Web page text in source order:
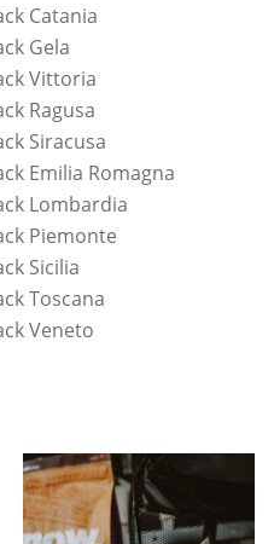
Catania
Gela
Vittoria
Ragusa
Siracusa
Emilia Romagna
Lombardia
Piemonte
Sicilia
Toscana
Veneto